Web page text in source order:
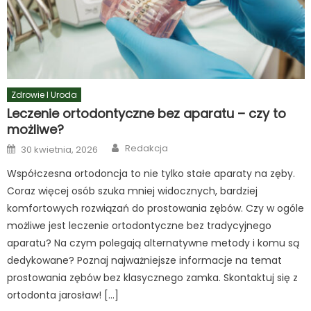
Zdrowie I Uroda
Leczenie ortodontyczne bez aparatu – czy to
możliwe?
Posted
on
30 kwietnia, 2026 Author
Redakcja
Współczesna ortodoncja to nie tylko stałe aparaty na zęby.
Coraz więcej osób szuka mniej widocznych, bardziej
komfortowych rozwiązań do prostowania zębów. Czy w ogóle
możliwe jest leczenie ortodontyczne bez tradycyjnego
aparatu? Na czym polegają alternatywne metody i komu są
dedykowane? Poznaj najważniejsze informacje na temat
prostowania zębów bez klasycznego zamka. Skontaktuj się z
ortodonta jarosław! […]